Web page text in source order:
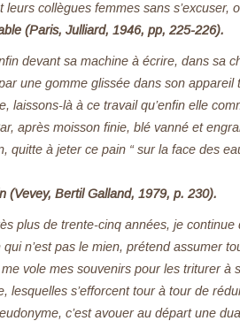
collègues femmes sans s’excuser,
(Paris, Julliard, 1946, pp, 225-226).
devant sa machine à écrire, dans sa
une gomme glissée dans son appareil
laissons-là à ce travail qu’enfin elle
après moisson finie, blé vanné et
quitte à jeter ce pain “ sur la face des
(Vevey, Bertil Galland, 1979, p. 230).
plus de trente-cinq années, je
n’est pas le mien, prétend assumer
vole mes souvenirs pour les triturer à
lesquelles s’efforcent tour à tour de
c’est avouer au départ une